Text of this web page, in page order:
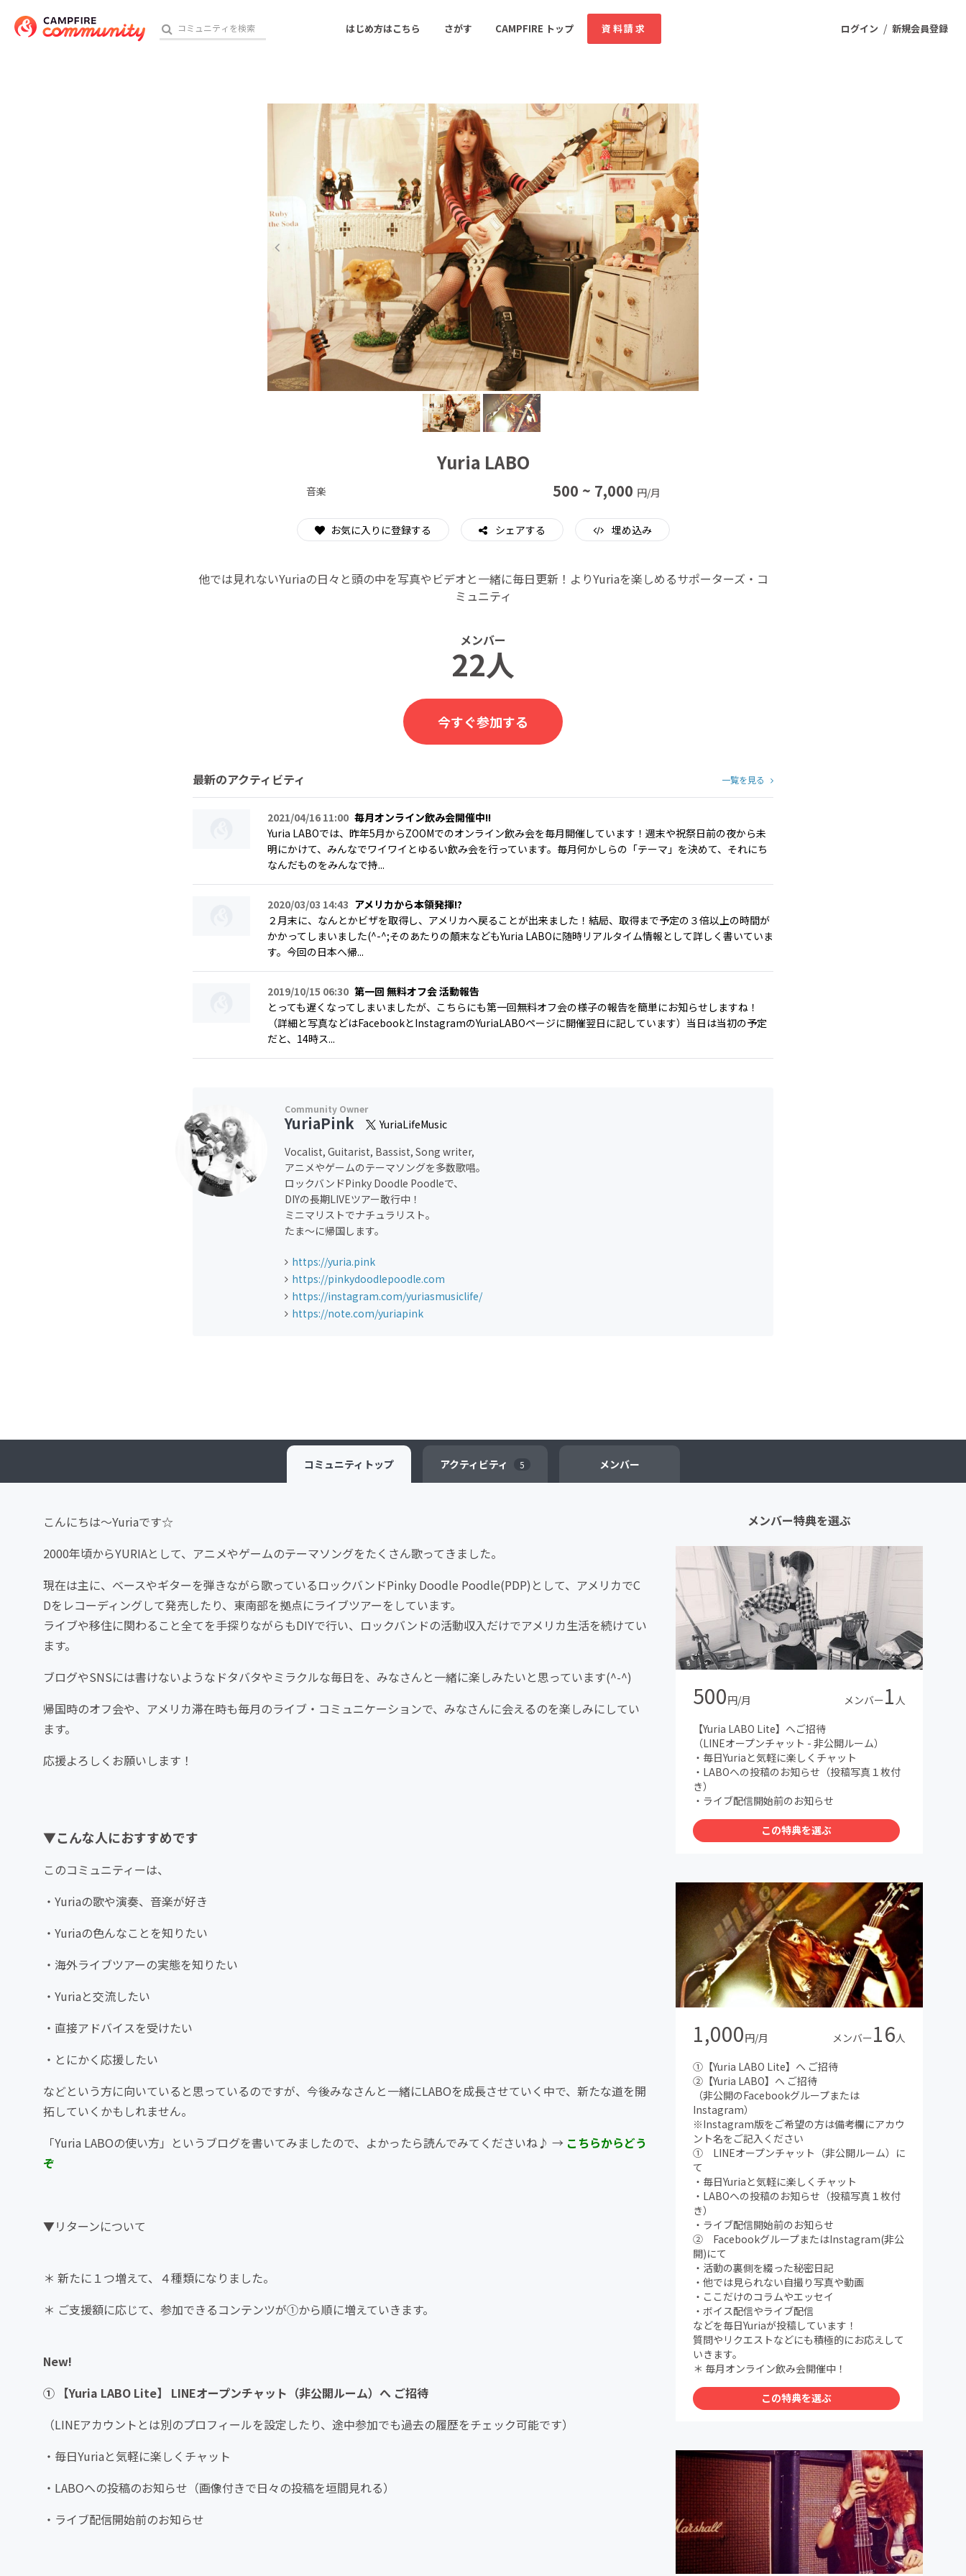
ログイン / 新規会員登録
はじめ方はこちら さがす CAMPFIRE トップ 資料請求
おすすめのコミュニティ 人気のコミュニティ 新着のコミュニティ
音楽 舞台・パフォーマンス
ゲーム・サービス開発 フード・飲食店
書籍・雑誌出版 アニメ・漫画
ソーシャルグッド ビューティー・ヘルスケア
CAMPFIRE for Social Good CAMPFIRE Creation
Yuria LABO
音楽 500 ~ 7,000 円/月
お気に入りに登録する シェアする 埋め込み
他では見れないYuriaの日々と頭の中を写真やビデオと一緒に毎日更新！よりYuriaを楽しめるサポーターズ・コ
ミュニティ
メンバー
22人
今すぐ参加する
最新のアクティビティ 一覧を見る
2021/04/16 11:00 毎月オンライン飲み会開催中!!
Yuria LABOでは、昨年5月からZOOMでのオンライン飲み会を毎月開催しています！週末や祝祭日前の夜から未
明にかけて、みんなでワイワイとゆるい飲み会を行っています。毎月何かしらの「テーマ」を決めて、それにち
なんだものをみんなで持...
2020/03/03 14:43 アメリカから本領発揮!?
２月末に、なんとかビザを取得し、アメリカへ戻ることが出来ました！結局、取得まで予定の３倍以上の時間が
かかってしまいました(^-^;そのあたりの顛末などもYuria LABOに随時リアルタイム情報として詳しく書いていま
す。今回の日本へ帰...
2019/10/15 06:30 第一回 無料オフ会 活動報告
とっても遅くなってしまいましたが、こちらにも第一回無料オフ会の様子の報告を簡単にお知らせしますね！
（詳細と写真などはFacebookとInstagramのYuriaLABOページに開催翌日に記しています）当日は当初の予定
だと、14時ス...
YuriaPink
YuriaLifeMusic
Vocalist, Guitarist, Bassist, Song writer,
アニメやゲームのテーマソングを多数歌唱。
ロックバンドPinky Doodle Poodleで、
DIYの長期LIVEツアー敢行中！
ミニマリストでナチュラリスト。
たま～に帰国します。
https://yuria.pink
https://pinkydoodlepoodle.com
https://instagram.com/yuriasmusiclife/
https://note.com/yuriapink
コミュニティ トップ アクティビティ 5 メンバー
こんにちは～Yuriaです☆
2000年頃からYURIAとして、アニメやゲームのテーマソングをたくさん歌ってきました。
現在は主に、ベースやギターを弾きながら歌っているロックバンドPinky Doodle Poodle(PDP)として、アメリカでC
Dをレコーディングして発売したり、東南部を拠点にライブツアーをしています。
ライブや移住に関わること全てを手探りながらもDIYで行い、ロックバンドの活動収入だけでアメリカ生活を続けてい
ます。
ブログやSNSには書けないようなドタバタやミラクルな毎日を、みなさんと一緒に楽しみたいと思っています(^-^)
帰国時のオフ会や、アメリカ滞在時も毎月のライブ・コミュニケーションで、みなさんに会えるのを楽しみにしてい
ます。
応援よろしくお願いします！
▼こんな人におすすめです
このコミュニティーは、
・Yuriaの歌や演奏、音楽が好き
・Yuriaの色んなことを知りたい
・海外ライブツアーの実態を知りたい
・Yuriaと交流したい
・直接アドバイスを受けたい
・とにかく応援したい
などという方に向いていると思っているのですが、今後みなさんと一緒にLABOを成長させていく中で、新たな道を開
拓していくかもしれません。
「Yuria LABOの使い方」というブログを書いてみましたので、よかったら読んでみてくださいね♪ → こちらからどう
ぞ
▼リターンについて
＊ 新たに１つ増えて、４種類になりました。
＊ ご支援額に応じて、参加できるコンテンツが①から順に増えていきます。
New!
① 【Yuria LABO Lite】 LINEオープンチャット（非公開ルーム）へ ご招待
（LINEアカウントとは別のプロフィールを設定したり、途中参加でも過去の履歴をチェック可能です）
・毎日Yuriaと気軽に楽しくチャット
・LABOへの投稿のお知らせ（画像付きで日々の投稿を垣間見れる）
・ライブ配信開始前のお知らせ
メンバー特典を選ぶ
500円/月 メンバー1 人
【Yuria LABO Lite】へご招待
（LINEオープンチャット - 非公開ルーム）
・毎日Yuriaと気軽に楽しくチャット
・LABOへの投稿のお知らせ（投稿写真１枚付
き）
・ライブ配信開始前のお知らせ
この特典を選ぶ
1,000円/月 メンバー16人
①【Yuria LABO Lite】へ ご招待
②【Yuria LABO】へ ご招待
（非公開のFacebookグループまたは
Instagram）
※Instagram版をご希望の方は備考欄にアカウ
ント名をご記入ください
① LINEオープンチャット（非公開ルーム）に
て
・毎日Yuriaと気軽に楽しくチャット
・LABOへの投稿のお知らせ（投稿写真１枚付
き）
・ライブ配信開始前のお知らせ
② FacebookグループまたはInstagram(非公
開)にて
・活動の裏側を綴った秘密日記
・他では見られない自撮り写真や動画
・ここだけのコラムやエッセイ
・ボイス配信やライブ配信
などを毎日Yuriaが投稿しています！
質問やリクエストなどにも積極的にお応えして
いきます。
＊ 毎月オンライン飲み会開催中！
この特典を選ぶ